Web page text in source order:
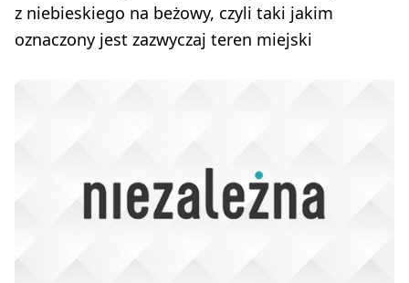
z niebieskiego na beżowy, czyli taki jakim
oznaczony jest zazwyczaj teren miejski